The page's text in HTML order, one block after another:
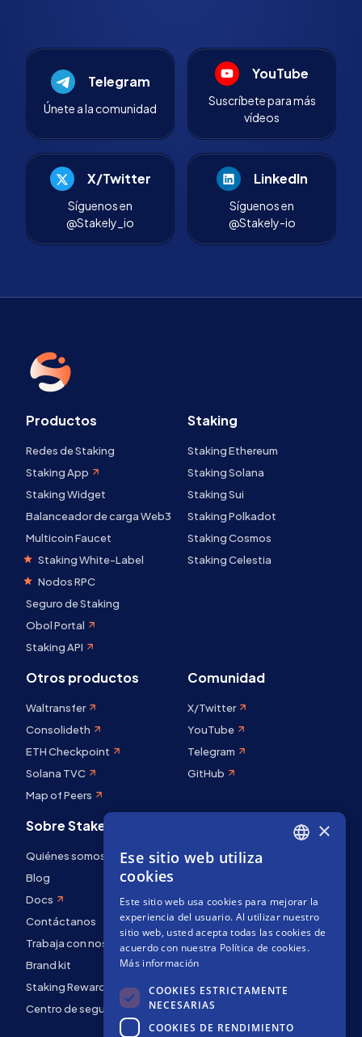
Telegram
Únete a la comunidad
YouTube
Suscríbete para más
vídeos
X/Twitter
Síguenos en
@Stakely_io
LinkedIn
Síguenos en
@Stakely-io
Productos
Redes de Staking
Staking App
Staking Widget
Balanceador de carga Web3
Multicoin Faucet
Staking White-Label
Nodos RPC
Seguro de Staking
Obol Portal
Staking API
Staking
Staking Ethereum
Staking Solana
Staking Sui
Staking Polkadot
Staking Cosmos
Staking Celestia
Otros productos
Waltransfer
Consolideth
ETH Checkpoint
Solana TVC
Map of Peers
Comunidad
X/Twitter
YouTube
Telegram
GitHub
Sobre Stakely
Quiénes somos
Blog
Docs
Contáctanos
Trabaja con nosotros
Brand kit
Staking Rewards
Centro de seguridad
FRENCH
×
Ese sitio web utiliza
cookies
Este sitio web usa cookies para mejorar la
experiencia del usuario. Al utilizar nuestro
sitio web, usted acepta todas las cookies de
acuerdo con nuestra Política de cookies.
Más información
COOKIES ESTRICTAMENTE
NECESARIAS
COOKIES DE RENDIMIENTO